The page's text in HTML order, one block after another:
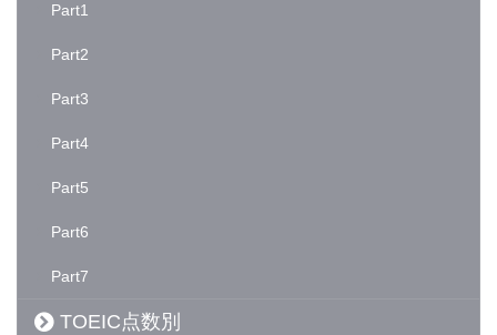
Part1
Part2
Part3
Part4
Part5
Part6
Part7
TOEIC点数別